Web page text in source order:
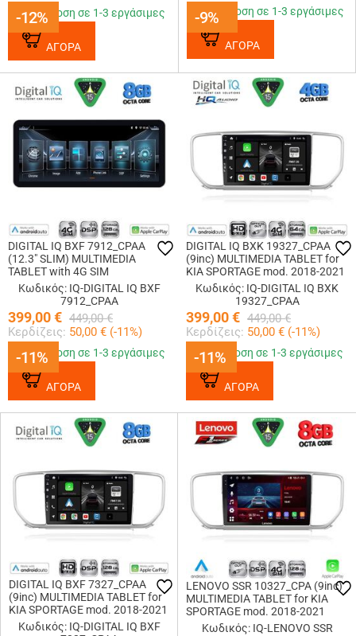
-12%
-12%
Παράδοση σε 1-3 εργάσιμες
ΑΓΟΡΑ
-9%
-9%
Παράδοση σε 1-3 εργάσιμες
ΑΓΟΡΑ
-11%
DIGITAL IQ BXF 7912_CPAA
(12.3" SLIM) MULTIMEDIA
TABLET with 4G SIM
Κωδικός: IQ-DIGITAL IQ BXF
7912_CPAA
399,00€ 449,00 €
Κερδίζεις: 50,00 € (-11%)
-11%
Παράδοση σε 1-3 εργάσιμες
ΑΓΟΡΑ
-11%
DIGITAL IQ BXK 19327_CPAA
(9inc) MULTIMEDIA TABLET for
KIA SPORTAGE mod. 2018-2021
Κωδικός: IQ-DIGITAL IQ BXK
19327_CPAA
399,00€ 449,00 €
Κερδίζεις: 50,00 € (-11%)
-11%
Παράδοση σε 1-3 εργάσιμες
ΑΓΟΡΑ
DIGITAL IQ BXF 7327_CPAA
(9inc) MULTIMEDIA TABLET for
KIA SPORTAGE mod. 2018-2021
Κωδικός: IQ-DIGITAL IQ BXF
LENOVO SSR 10327_CPA (9inc)
MULTIMEDIA TABLET for KIA
SPORTAGE mod. 2018-2021
Κωδικός: IQ-LENOVO SSR